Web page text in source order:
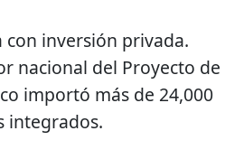
con inversión privada.
nacional del Proyecto de
importó más de 24,000
integrados.